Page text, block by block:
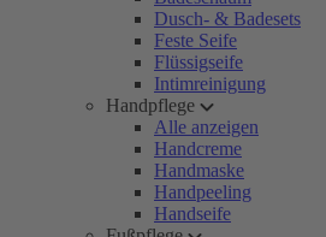
Dusch- & Badesets
Feste Seife
Flüssigseife
Intimreinigung
Handpflege
Alle anzeigen
Handcreme
Handmaske
Handpeeling
Handseife